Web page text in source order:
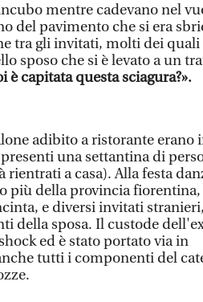
mentre cadevano nel
del pavimento che si era
tra gli invitati, molti dei
sposo che si è levato a un
è capitata questa sciagura?».
adibito a ristorante erano
una settantina di
a casa). Alla festa
più della provincia
e diversi invitati stranieri,
della sposa. Il custode
ed è stato portato via in
tutti i componenti del